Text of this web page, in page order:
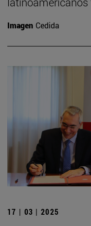
Imagen Cedida
17 | 03 | 2025